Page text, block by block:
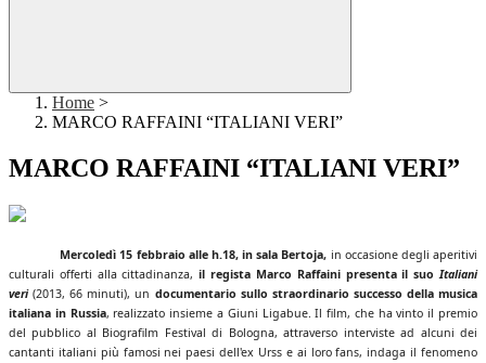
Home >
MARCO RAFFAINI “ITALIANI VERI”
MARCO RAFFAINI “ITALIANI VERI”
Mercoledì 15 febbraio alle h.18, in sala Bertoja, in occasione degli aperitivi
culturali offerti alla cittadinanza, il regista Marco Raffaini presenta il suo Italiani
veri (2013, 66 minuti), un documentario sullo straordinario successo della musica
italiana in Russia, realizzato insieme a Giuni Ligabue. Il film, che ha vinto il premio
del pubblico al Biografilm Festival di Bologna, attraverso interviste ad alcuni dei
cantanti italiani più famosi nei paesi dell'ex Urss e ai loro fans, indaga il fenomeno